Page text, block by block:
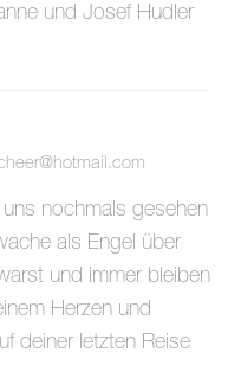
und Josef Hudler
nochmals gesehen
als Engel über
und immer bleiben
Herzen und
deiner letzten Reise